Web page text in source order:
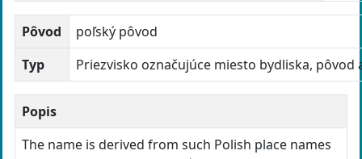
Pôvod
poľský pôvod
Typ
Priezvisko označujúce miesto bydliska, pôvod
Popis
The name is derived from such Polish place names